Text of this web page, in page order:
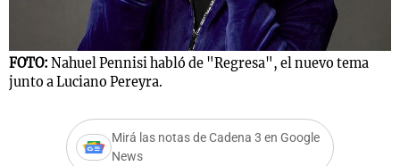
FOTO: Nahuel Pennisi habló de "Regresa", el nuevo tema
junto a Luciano Pereyra.
Mirá las notas de Cadena 3 en Google
News
Mundial 2026
La Sole en
Cadena 3